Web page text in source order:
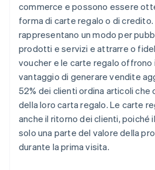
commerce e possono essere
forma di carte regalo o di
rappresentano un modo per
prodotti e servizi e attrarre o
voucher e le carte regalo
vantaggio di generare vendite
52% dei clienti ordina articoli che
della loro carta regalo. Le carte
anche il ritorno dei clienti, poiché
solo una parte del valore della
durante la prima visita.